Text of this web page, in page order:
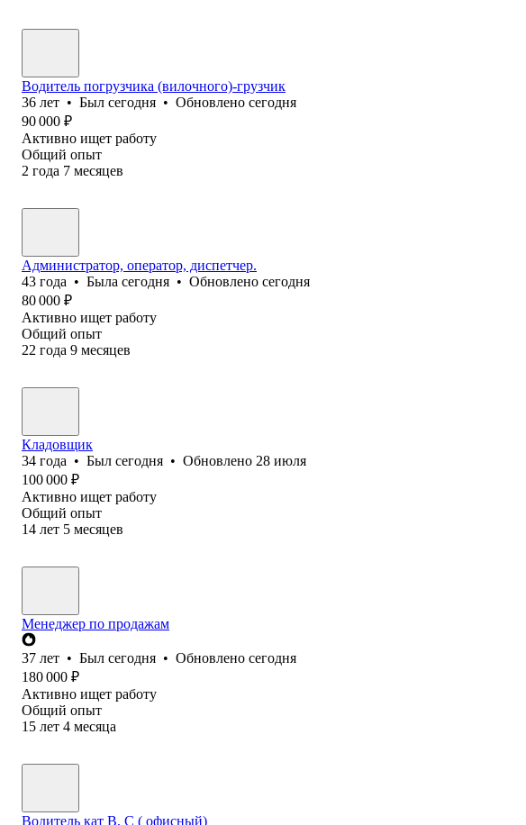
Водитель погрузчика (вилочного)-грузчик
36 лет • Был сегодня • Обновлено сегодня
90 000 ₽
Активно ищет работу
Общий опыт
2 года 7 месяцев
Администратор, оператор, диспетчер.
43 года • Была сегодня • Обновлено сегодня
80 000 ₽
Активно ищет работу
Общий опыт
22 года 9 месяцев
Кладовщик
34 года • Был сегодня • Обновлено 28 июля
100 000 ₽
Активно ищет работу
Общий опыт
14 лет 5 месяцев
Менеджер по продажам
37 лет • Был сегодня • Обновлено сегодня
180 000 ₽
Активно ищет работу
Общий опыт
15 лет 4 месяца
Водитель кат В, С ( офисный)